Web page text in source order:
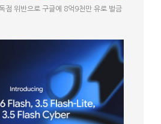
점 위반으로 구글에 8억9천만 유로 벌금